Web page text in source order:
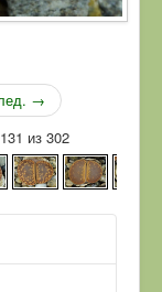
→
из 302